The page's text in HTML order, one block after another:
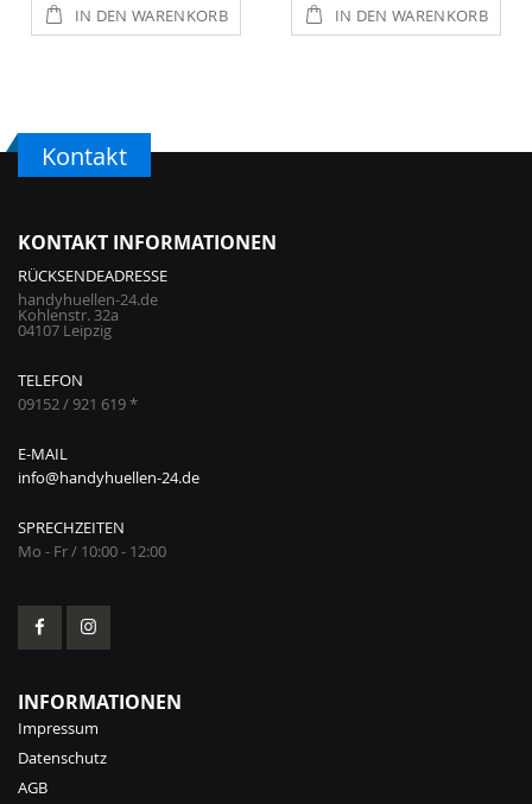
IN DEN WARENKORB IN DEN WARENKORB
Kontakt
KONTAKT INFORMATIONEN
RÜCKSENDEADRESSE
handyhuellen-24.de
Kohlenstr. 32a
04107 Leipzig
TELEFON
09152 / 921 619 *
E-MAIL
info@handyhuellen-24.de
SPRECHZEITEN
Mo - Fr / 10:00 - 12:00
INFORMATIONEN
Impressum
Datenschutz
AGB